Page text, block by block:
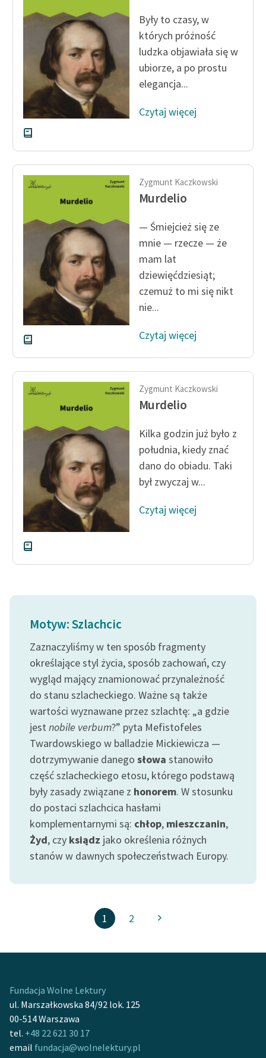
Były to czasy, w
których próżność
ludzka objawiała się w
ubiorze, a po prostu
elegancja...
Czytaj więcej
Zygmunt Kaczkowski
Murdelio
— Śmiejcież się ze
mnie — rzecze — że
mam lat
dziewięćdziesiąt;
czemuż to mi się nikt
nie...
Czytaj więcej
Zygmunt Kaczkowski
Murdelio
Kilka godzin już było z
południa, kiedy znać
dano do obiadu. Taki
był zwyczaj w...
Czytaj więcej
Motyw: Szlachcic
Zaznaczyliśmy w ten sposób fragmenty
określające styl życia, sposób zachowań, czy
wygląd mający znamionować przynależność
do stanu szlacheckiego. Ważne są także
wartości wyznawane przez szlachtę: „a gdzie
jest nobile verbum?” pyta Mefistofeles
Twardowskiego w balladzie Mickiewicza —
dotrzymywanie danego słowa stanowiło
część szlacheckiego etosu, którego podstawą
były zasady związane z honorem. W stosunku
do postaci szlachcica hasłami
komplementarnymi są: chłop, mieszczanin,
Żyd, czy ksiądz jako określenia różnych
stanów w dawnych społeczeństwach Europy.
1 2
Fundacja Wolne Lektury
ul. Marszałkowska 84/92 lok. 125
00-514 Warszawa
tel. +48 22 621 30 17
email fundacja@wolnelektury.pl